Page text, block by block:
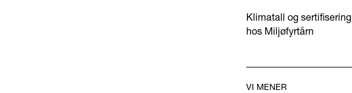
Klimatall og sertifisering
hos Miljøfyrtårn
VI MENER